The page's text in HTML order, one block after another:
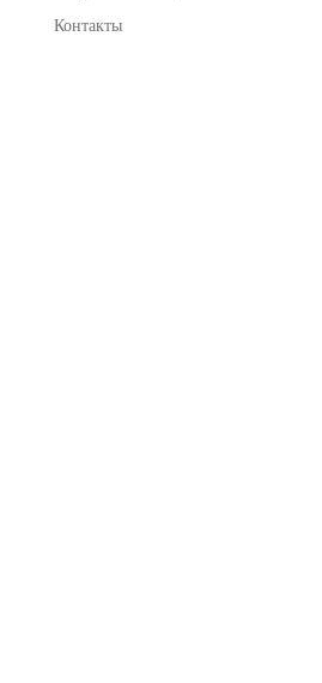
Контакты